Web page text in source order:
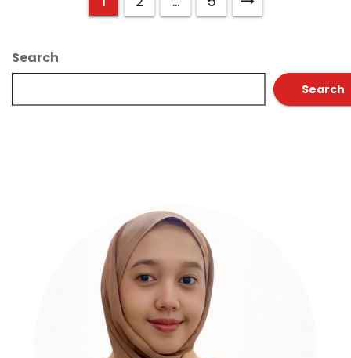
Search
Search